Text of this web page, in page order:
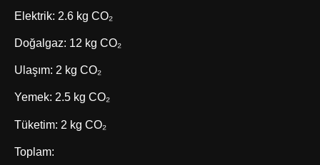
Elektrik: 2.6 kg CO₂
Doğalgaz: 12 kg CO₂
Ulaşım: 2 kg CO₂
Yemek: 2.5 kg CO₂
Tüketim: 2 kg CO₂
Toplam: